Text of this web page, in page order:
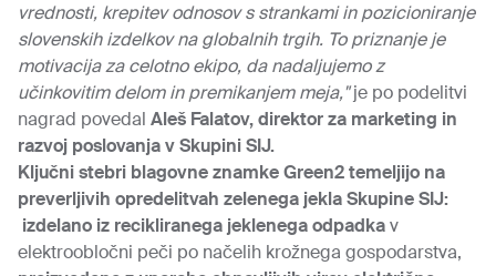
vrednosti, krepitev odnosov s strankami in pozicioniranje
slovenskih izdelkov na globalnih trgih. To priznanje je
motivacija za celotno ekipo, da nadaljujemo z
učinkovitim delom in premikanjem meja,"je po podelitvi
nagrad povedal Aleš Falatov, direktor za marketing in
razvoj poslovanja v Skupini SIJ.
Ključni stebri blagovne znamkeGreen2temeljijo na
preverljivih opredelitvah zelenega jekla Skupine SIJ:
izdelano iz recikliranega jeklenega odpadkav
elektroobločni peči po načelih krožnega gospodarstva,